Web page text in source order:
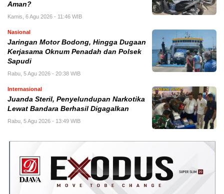
Aman?
Kamis, 6 Agu 2026 - 11:46 WIB
Nasional
Jaringan Motor Bodong, Hingga Dugaan
Kerjasama Oknum Penadah dan Polsek
Sapudi
Rabu, 5 Agu 2026 - 20:38 WIB
Internasional
Juanda Steril, Penyelundupan Narkotika
Lewat Bandara Berhasil Digagalkan
Rabu, 5 Agu 2026 - 13:49 WIB